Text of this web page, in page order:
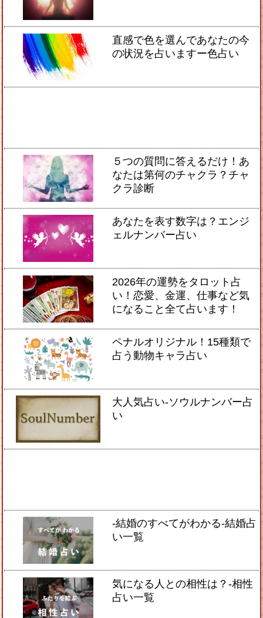
直感で色を選んであなたの今
の状況を占いますー色占い
５つの質問に答えるだけ！あ
なたは第何のチャクラ？チャ
クラ診断
あなたを表す数字は？エンジ
ェルナンバー占い
2026年の運勢をタロット占
い！恋愛、金運、仕事など気
になること全て占います！
ペナルオリジナル！15種類で
占う動物キャラ占い
大人気占い-ソウルナンバー占
い
-結婚のすべてがわかる-結婚占
い一覧
気になる人との相性は？-相性
占い一覧